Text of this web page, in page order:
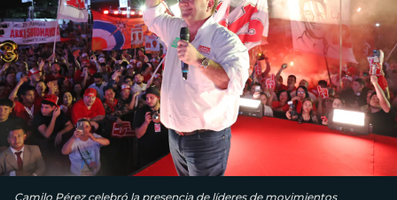
Camilo Pérez celebró la presencia de líderes de movimientos